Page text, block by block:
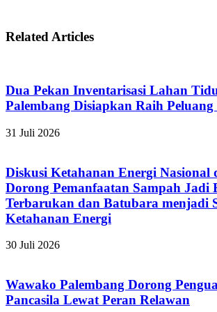
Related Articles
Dua Pekan Inventarisasi Lahan
Palembang Disiapkan Raih
31 Juli 2026
Diskusi Ketahanan Energi Nasional
Dorong Pemanfaatan Sampah Jadi
Terbarukan dan Batubara menjadi
Ketahanan Energi
30 Juli 2026
Wawako Palembang Dorong
Pancasila Lewat Peran Relawan